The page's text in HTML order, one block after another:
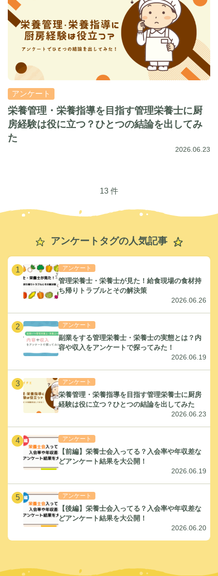
アンケート
栄養管理・栄養指導を目指す管理栄養士に厨
房経験は役に立つ？ひとつの結論を出してみ
た
2026.06.23
13 件
アンケートタグの人気記事
1 アンケート
管理栄養士・栄養士が見た！給食現場の食材持
ち帰りトラブルとその解決策
2026.06.26
2 アンケート
副業をする管理栄養士・栄養士の実態とは？内
容や収入をアンケートで探ってみた！
2026.06.19
3 アンケート
栄養管理・栄養指導を目指す管理栄養士に厨房
経験は役に立つ？ひとつの結論を出してみた
2026.06.23
4 アンケート
【前編】栄養士会入ってる？入会率や年収差な
どアンケート結果を大公開！
2026.06.19
5 アンケート
【後編】栄養士会入ってる？入会率や年収差な
どアンケート結果を大公開！
2026.06.20